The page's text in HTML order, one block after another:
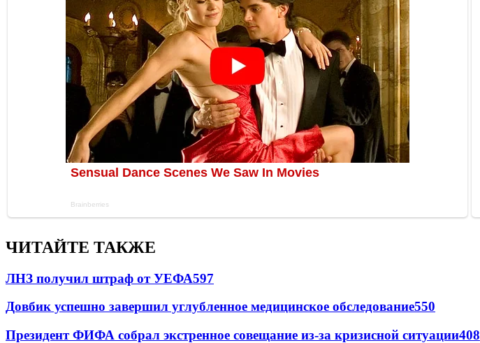
ЧИТАЙТЕ ТАКЖЕ
ЛНЗ получил штраф от УЕФА597
Довбик успешно завершил углубленное медицинское обследование550
Президент ФИФА собрал экстренное совещание из-за кризисной ситуации408